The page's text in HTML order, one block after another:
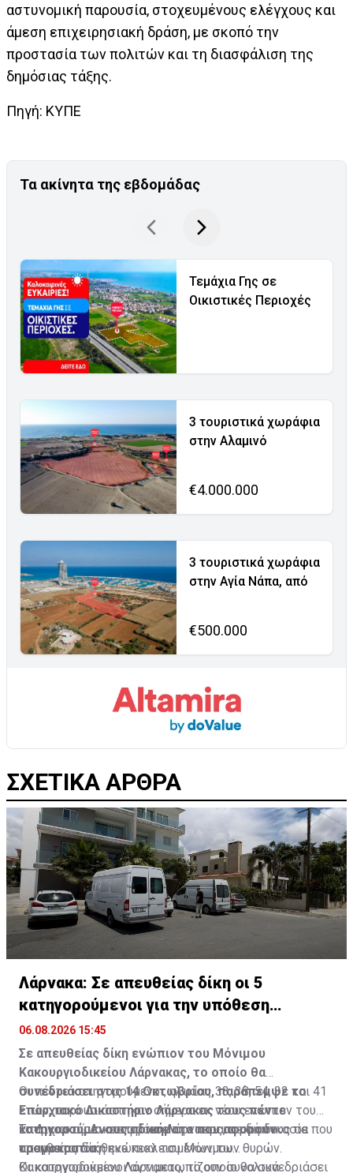
αστυνομική παρουσία, στοχευμένους ελέγχους και
άμεση επιχειρησιακή δράση, με σκοπό την
προστασία των πολιτών και τη διασφάλιση της
δημόσιας τάξης.
Πηγή: ΚΥΠΕ
Τα ακίνητα της εβδομάδας
Τεμάχια Γης σε
Οικιστικές Περιοχές
3 τουριστικά χωράφια
στην Αλαμινό
€4.000.000
3 τουριστικά χωράφια
στην Αγία Νάπα, από
€500.000
ΣΧΕΤΙΚΑ ΑΡΘΡΑ
Λάρνακα: Σε απευθείας δίκη οι 5
κατηγορούμενοι για την υπόθεση
τρομοκρατίας
06.08.2026 15:45
Σε απευθείας δίκη ενώπιον του Μόνιμου
Κακουργιοδικείου Λάρνακας, το οποίο θα
συνεδριάσει στις 14 Οκτωβρίου, παράπεμψε το
Επαρχιακό Δικαστήριο Λάρνακας τους πέντε
κατηγορούμενους αδικήματα που αφορούν
τρομοκρατία.
Οι πέντε κατηγορούμενοι, ηλικίας 33, 38, 54, 32 και 41
ετών, παρουσιάστηκαν σήμερα εκ νέου ενώπιον του
Επαρχιακού Δικαστηρίου Λάρνακας, σε διαδικασία που
πραγματοποιήθηκε κεκλεισμένων των θυρών.
Το Δικαστήριο αποφάσισε την παραπομπή τους σε
απευθείας δίκη ενώπιον του Μόνιμου
Κακουργιοδικείου Λάρνακας, το οποίο θα συνεδριάσει
Οι κατηγορούμενοι αντιμετωπίζουν συνολικά